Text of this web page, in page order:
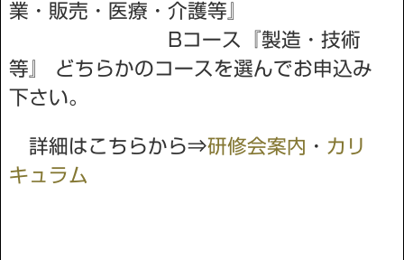
業・販売・医療・介護等』
Bコース『製造・技術
等』 どちらかのコースを選んでお申込み
下さい。
詳細はこちらから⇒研修会案内 ・ カリ
キュラム